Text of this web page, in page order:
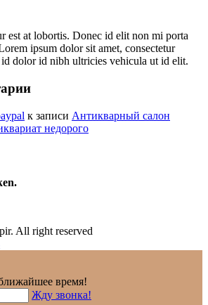
est at lobortis. Donec id elit non mi porta
ipsum dolor sit amet, consectetur
dolor id nibh ultricies vehicula ut id elit.
к записи Антикварный салон
недорого
All right reserved
время!
Жду звонка!